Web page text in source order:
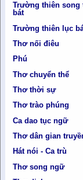
Trường thiên song
bát
Trường thiên lục
Thơ nối điêu
Phú
Thơ chuyển thể
Thơ thời sự
Thơ trào phúng
Ca dao tục ngữ
Thơ dân gian
Hát nói - Ca trù
Thơ song ngữ